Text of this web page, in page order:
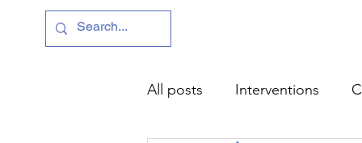
All posts Interventions